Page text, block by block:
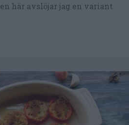
här avslöjar jag en variant